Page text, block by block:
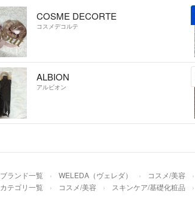
COSME DECORTE
コスメデコルテ
ALBION
アルビオン
ブランド一覧 WELEDA（ヴェレダ） コスメ/美容
カテゴリ一覧 コスメ/美容 スキンケア/基礎化粧品